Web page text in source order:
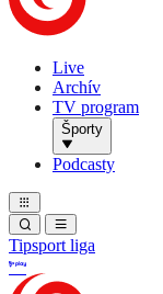
Live
Archív
TV program
Športy
Podcasty
Tipsport liga